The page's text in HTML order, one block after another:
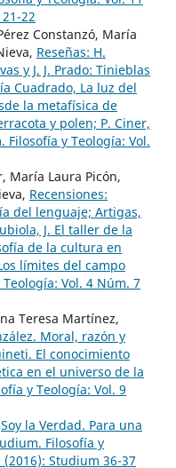
22
Constanzó, María
Reseñas: H.
y J. J. Prado: Tinieblas
Cuadrado, La luz del
la metafísica de
y polen; P. Ciner,
Filosofía y Teología: Vol.
María Laura Picón,
Recensiones:
del lenguaje; Artigas,
J. El taller de la
de la cultura en
límites del campo
Vol. 4 Núm. 7
Teresa Martínez,
Moral, razón y
El conocimiento
en el universo de la
y Teología: Vol. 9
Soy la Verdad. Para una
Filosofía y
Studium 36-37